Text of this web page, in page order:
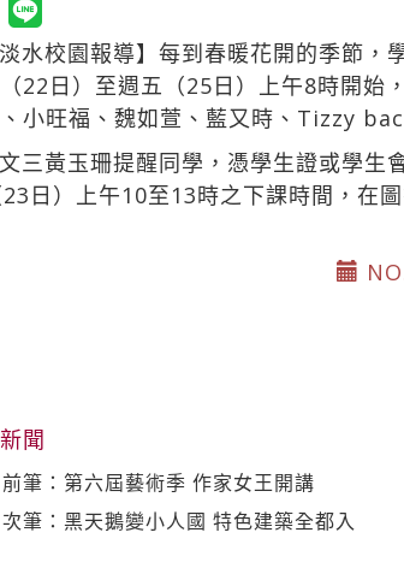
淡水校園報導】每到春暖花開的季節
22日）至週五（25日）上午8時開始
小旺福、魏如萱、藍又時、Tizzy
三黃玉珊提醒同學，憑學生證或學
日）上午10至13時之下課時間，在
聞
前筆：第六屆藝術季 作家女王開講
次筆：黑天鵝變小人國 特色建築全都入